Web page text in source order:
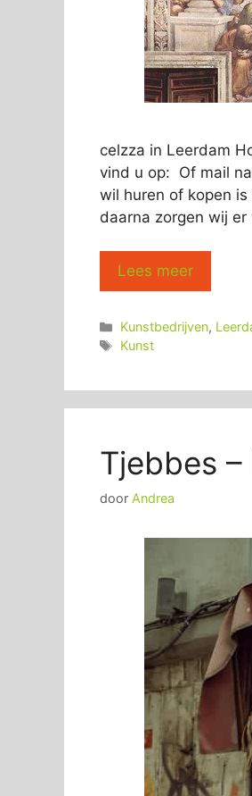
celzza in Leerdam
vind u op: Of mail
wil huren of kopen
daarna zorgen wij
Lees meer
Categorieën
Kunstbedrijven,
Tags
Kunst
Tjebbes –
door Andrea